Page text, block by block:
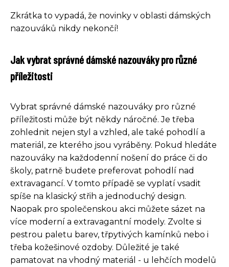
Zkrátka to vypadá, že novinky v oblasti dámských
nazouváků nikdy nekončí!
Jak vybrat správné dámské nazouváky pro různé
příležitosti
Vybrat správné dámské nazouváky pro různé
příležitosti může být někdy náročné. Je třeba
zohlednit nejen styl a vzhled, ale také pohodlí a
materiál, ze kterého jsou vyráběny. Pokud hledáte
nazouváky na každodenní nošení do práce či do
školy, patrně budete preferovat pohodlí nad
extravagancí. V tomto případě se vyplatí vsadit
spíše na klasický střih a jednoduchý design.
Naopak pro společenskou akci můžete sázet na
více moderní a extravagantní modely. Zvolte si
pestrou paletu barev, třpytivých kamínků nebo i
třeba kožešinové ozdoby. Důležité je také
pamatovat na vhodný materiál - u lehčích modelů